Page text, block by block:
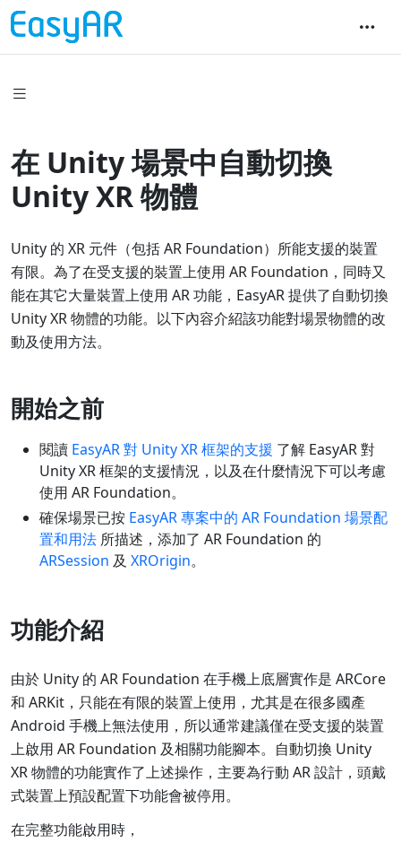
在 Unity 場景中自動切換
Unity XR 物體
Unity 的 XR 元件（包括 AR Foundation）所能支援的裝置
有限。為了在受支援的裝置上使用 AR Foundation，同時又
能在其它大量裝置上使用 AR 功能，EasyAR 提供了自動切換
Unity XR 物體的功能。以下內容介紹該功能對場景物體的改
動及使用方法。
開始之前
閱讀 EasyAR 對 Unity XR 框架的支援 了解 EasyAR 對
Unity XR 框架的支援情況，以及在什麼情況下可以考慮
使用 AR Foundation。
確保場景已按 EasyAR 專案中的 AR Foundation 場景配
置和用法 所描述，添加了 AR Foundation 的
ARSession 及 XROrigin。
功能介紹
由於 Unity 的 AR Foundation 在手機上底層實作是 ARCore
和 ARKit，只能在有限的裝置上使用，尤其是在很多國產
Android 手機上無法使用，所以通常建議僅在受支援的裝置
上啟用 AR Foundation 及相關功能腳本。自動切換 Unity
XR 物體的功能實作了上述操作，主要為行動 AR 設計，頭戴
式裝置上預設配置下功能會被停用。
在完整功能啟用時，